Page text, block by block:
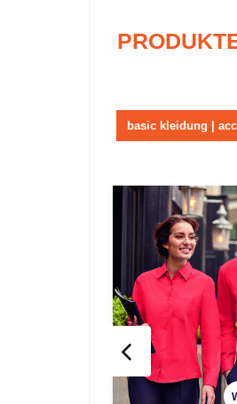
basic kleidung |